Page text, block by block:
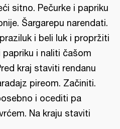
sitno. Pečurke i papriku
Šargarepu narendati.
i beli luk i propržiti
i naliti čašom
kraj staviti rendanu
pireom. Začiniti.
i ocediti pa
Na kraju staviti